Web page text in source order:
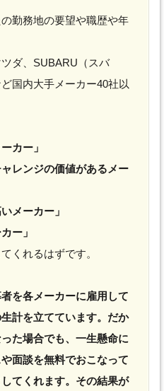
勤務地の要望や職歴や年
ダ、SUBARU（スバ
国内大手メーカー40社以
カー」
レンジの価値があるメー
メーカー」
ー」
くれるはずです。
を各メーカーに雇用して
計を立てています。だか
た場合でも、一生懸命に
面談を無料でおこなって
てくれます。その結果が